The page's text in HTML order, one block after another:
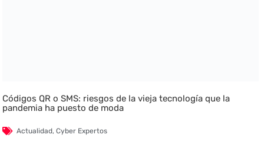
Códigos QR o SMS: riesgos de la vieja tecnología que la
pandemia ha puesto de moda
Actualidad,Cyber Expertos